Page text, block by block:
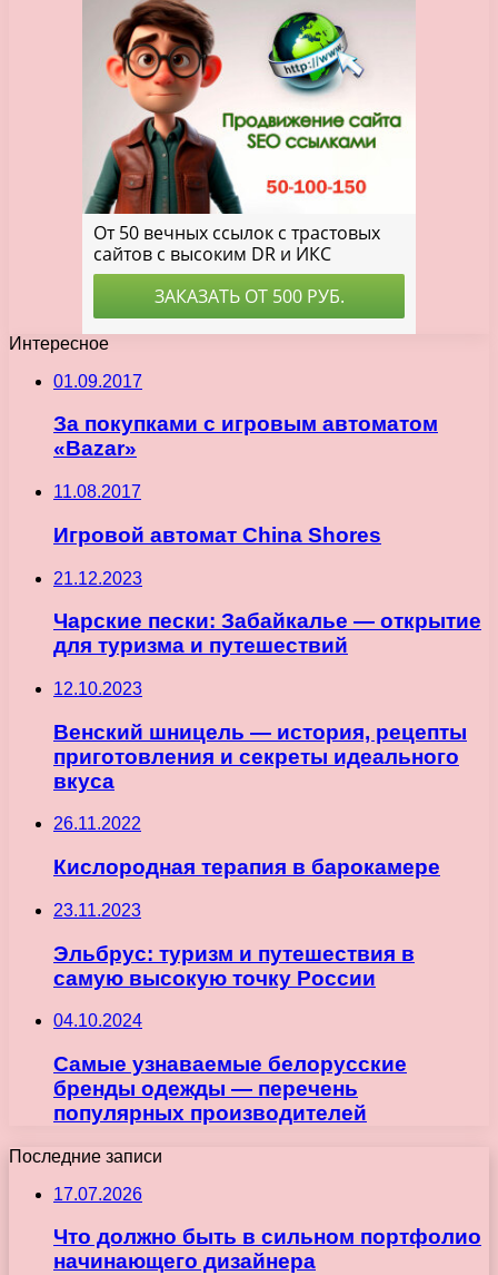
Интересное
01.09.2017
За покупками с игровым автоматом
«Bazar»
11.08.2017
Игровой автомат China Shores
21.12.2023
Чарские пески: Забайкалье — открытие
для туризма и путешествий
12.10.2023
Венский шницель — история, рецепты
приготовления и секреты идеального
вкуса
26.11.2022
Кислородная терапия в барокамере
23.11.2023
Эльбрус: туризм и путешествия в
самую высокую точку России
04.10.2024
Самые узнаваемые белорусские
бренды одежды — перечень
популярных производителей
Последние записи
17.07.2026
Что должно быть в сильном портфолио
начинающего дизайнера